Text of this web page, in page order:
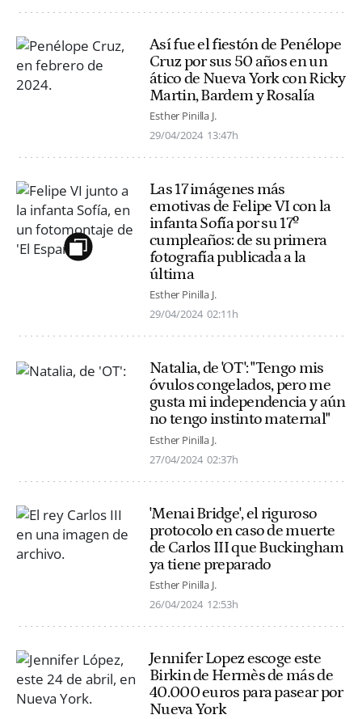
Así fue el fiestón de Penélope
Cruz por sus 50 años en un
ático de Nueva York con Ricky
Martin, Bardem y Rosalía
Esther Pinilla J.
29/04/2024 13:47h
Las 17 imágenes más
emotivas de Felipe VI con la
infanta Sofía por su 17º
cumpleaños: de su primera
fotografía publicada a la
última
Esther Pinilla J.
29/04/2024 02:11h
Natalia, de 'OT': "Tengo mis
óvulos congelados, pero me
gusta mi independencia y aún
no tengo instinto maternal"
Esther Pinilla J.
27/04/2024 02:37h
'Menai Bridge', el riguroso
protocolo en caso de muerte
de Carlos III que Buckingham
ya tiene preparado
Esther Pinilla J.
26/04/2024 12:53h
Jennifer Lopez escoge este
Birkin de Hermès de más de
40.000 euros para pasear por
Nueva York